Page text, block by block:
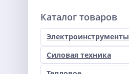
Каталог товаров
Электроинструменты
Силовая техника